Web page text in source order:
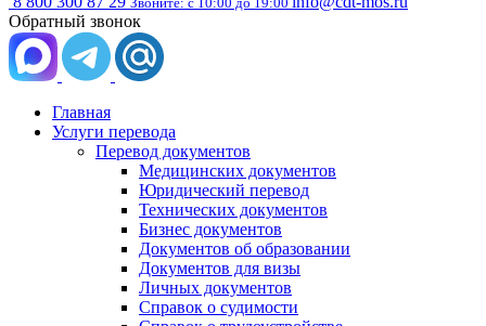
Обратный звонок
Главная
Услуги перевода
Перевод документов
Медицинских документов
Юридический перевод
Технических документов
Бизнес документов
Документов об образовании
Документов для визы
Личных документов
Справок о судимости